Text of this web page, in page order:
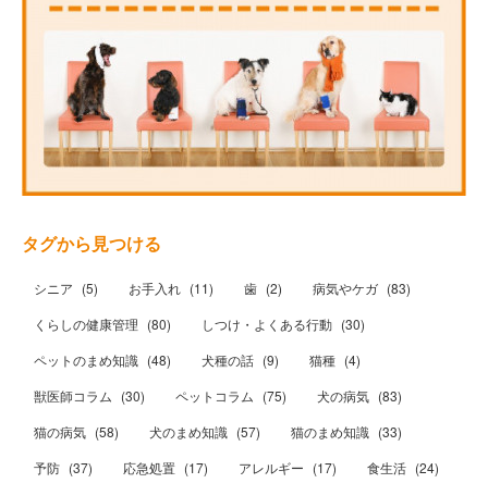
タグから見つける
シニア (5) お手入れ (11) 歯 (2) 病気やケガ (83)
くらしの健康管理 (80) しつけ・よくある行動 (30)
ペットのまめ知識 (48) 犬種の話 (9) 猫種 (4)
獣医師コラム (30) ペットコラム (75) 犬の病気 (83)
猫の病気 (58) 犬のまめ知識 (57) 猫のまめ知識 (33)
予防 (37) 応急処置 (17) アレルギー (17) 食生活 (24)